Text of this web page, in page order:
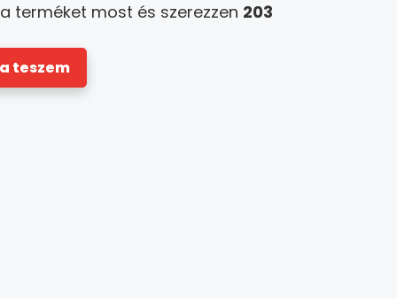
terméket most és szerezzen 203
teszem